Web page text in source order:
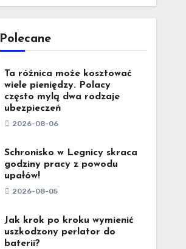
Polecane
Ta różnica może kosztować
wiele pieniędzy. Polacy
często mylą dwa rodzaje
ubezpieczeń
2026-08-06
Schronisko w Legnicy skraca
godziny pracy z powodu
upałów!
2026-08-05
Jak krok po kroku wymienić
uszkodzony perlator do
baterii?